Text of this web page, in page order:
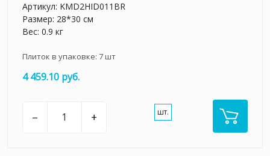
Артикул: KMD2HID011BR
Размер: 28*30 см
Вес: 0.9 кг
Плиток в упаковке: 7шт
4 459.10 руб.
– + шт.